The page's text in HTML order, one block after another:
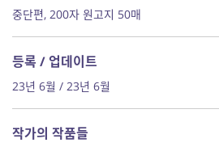
중단편, 200자 원고지 50매
등록 / 업데이트
23년 6월 / 23년 6월
작가의 작품들